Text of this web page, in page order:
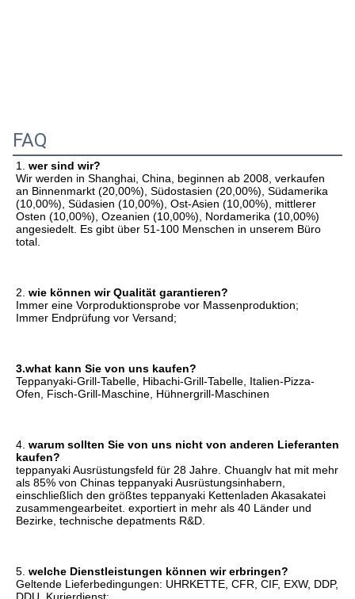
FAQ
1. wer sind wir?
Wir werden in Shanghai, China, beginnen ab 2008, verkaufen
an Binnenmarkt (20,00%), Südostasien (20,00%), Südamerika
(10,00%), Südasien (10,00%), Ost-Asien (10,00%), mittlerer
Osten (10,00%), Ozeanien (10,00%), Nordamerika (10,00%)
angesiedelt. Es gibt über 51-100 Menschen in unserem Büro
total.
2. wie können wir Qualität garantieren?
Immer eine Vorproduktionsprobe vor Massenproduktion;
Immer Endprüfung vor Versand;
3.what kann Sie von uns kaufen?
Teppanyaki-Grill-Tabelle, Hibachi-Grill-Tabelle, Italien-Pizza-
Ofen, Fisch-Grill-Maschine, Hühnergrill-Maschinen
4. warum sollten Sie von uns nicht von anderen Lieferanten
kaufen?
teppanyaki Ausrüstungsfeld für 28 Jahre. Chuanglv hat mit mehr
als 85% von Chinas teppanyaki Ausrüstungsinhabern,
einschließlich den größtes teppanyaki Kettenladen Akasakatei
zusammengearbeitet. exportiert in mehr als 40 Länder und
Bezirke, technische depatments R&D.
5. welche Dienstleistungen können wir erbringen?
Geltende Lieferbedingungen: UHRKETTE, CFR, CIF, EXW, DDP,
DDU, Kurierdienst;